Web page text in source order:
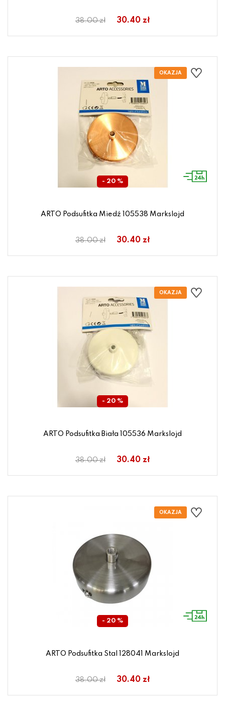
38.00 zł 30.40 zł
- 20 %
ARTO Podsufitka Miedź 105538 Markslojd
38.00 zł 30.40 zł
- 20 %
ARTO Podsufitka Biała 105536 Markslojd
38.00 zł 30.40 zł
- 20 %
ARTO Podsufitka Stal 128041 Markslojd
38.00 zł 30.40 zł